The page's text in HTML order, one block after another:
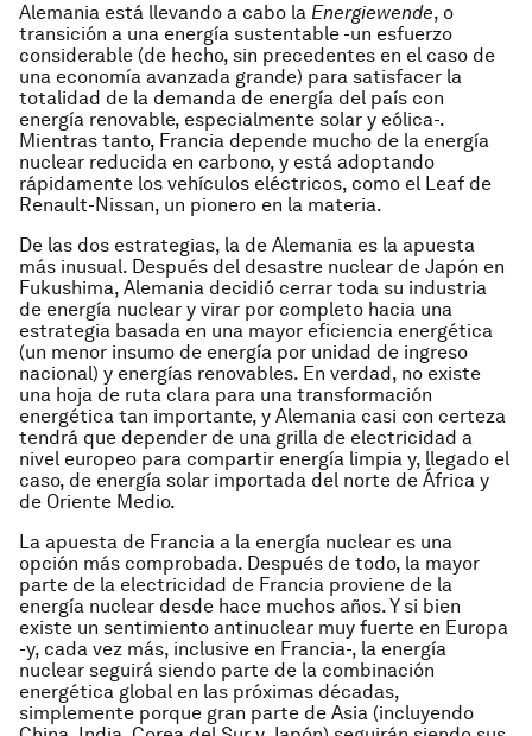
Alemania está llevando a cabo la Energiewende, o
transición a una energía sustentable -un esfuerzo
considerable (de hecho, sin precedentes en el caso de
una economía avanzada grande) para satisfacer la
totalidad de la demanda de energía del país con
energía renovable, especialmente solar y eólica-.
Mientras tanto, Francia depende mucho de la energía
nuclear reducida en carbono, y está adoptando
rápidamente los vehículos eléctricos, como el Leaf de
Renault-Nissan, un pionero en la materia.
De las dos estrategias, la de Alemania es la apuesta
más inusual. Después del desastre nuclear de Japón en
Fukushima, Alemania decidió cerrar toda su industria
de energía nuclear y virar por completo hacia una
estrategia basada en una mayor eficiencia energética
(un menor insumo de energía por unidad de ingreso
nacional) y energías renovables. En verdad, no existe
una hoja de ruta clara para una transformación
energética tan importante, y Alemania casi con certeza
tendrá que depender de una grilla de electricidad a
nivel europeo para compartir energía limpia y, llegado el
caso, de energía solar importada del norte de África y
de Oriente Medio.
La apuesta de Francia a la energía nuclear es una
opción más comprobada. Después de todo, la mayor
parte de la electricidad de Francia proviene de la
energía nuclear desde hace muchos años. Y si bien
existe un sentimiento antinuclear muy fuerte en Europa
-y, cada vez más, inclusive en Francia-, la energía
nuclear seguirá siendo parte de la combinación
energética global en las próximas décadas,
simplemente porque gran parte de Asia (incluyendo